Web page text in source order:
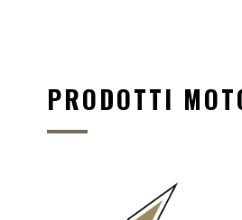
PRODOTTI